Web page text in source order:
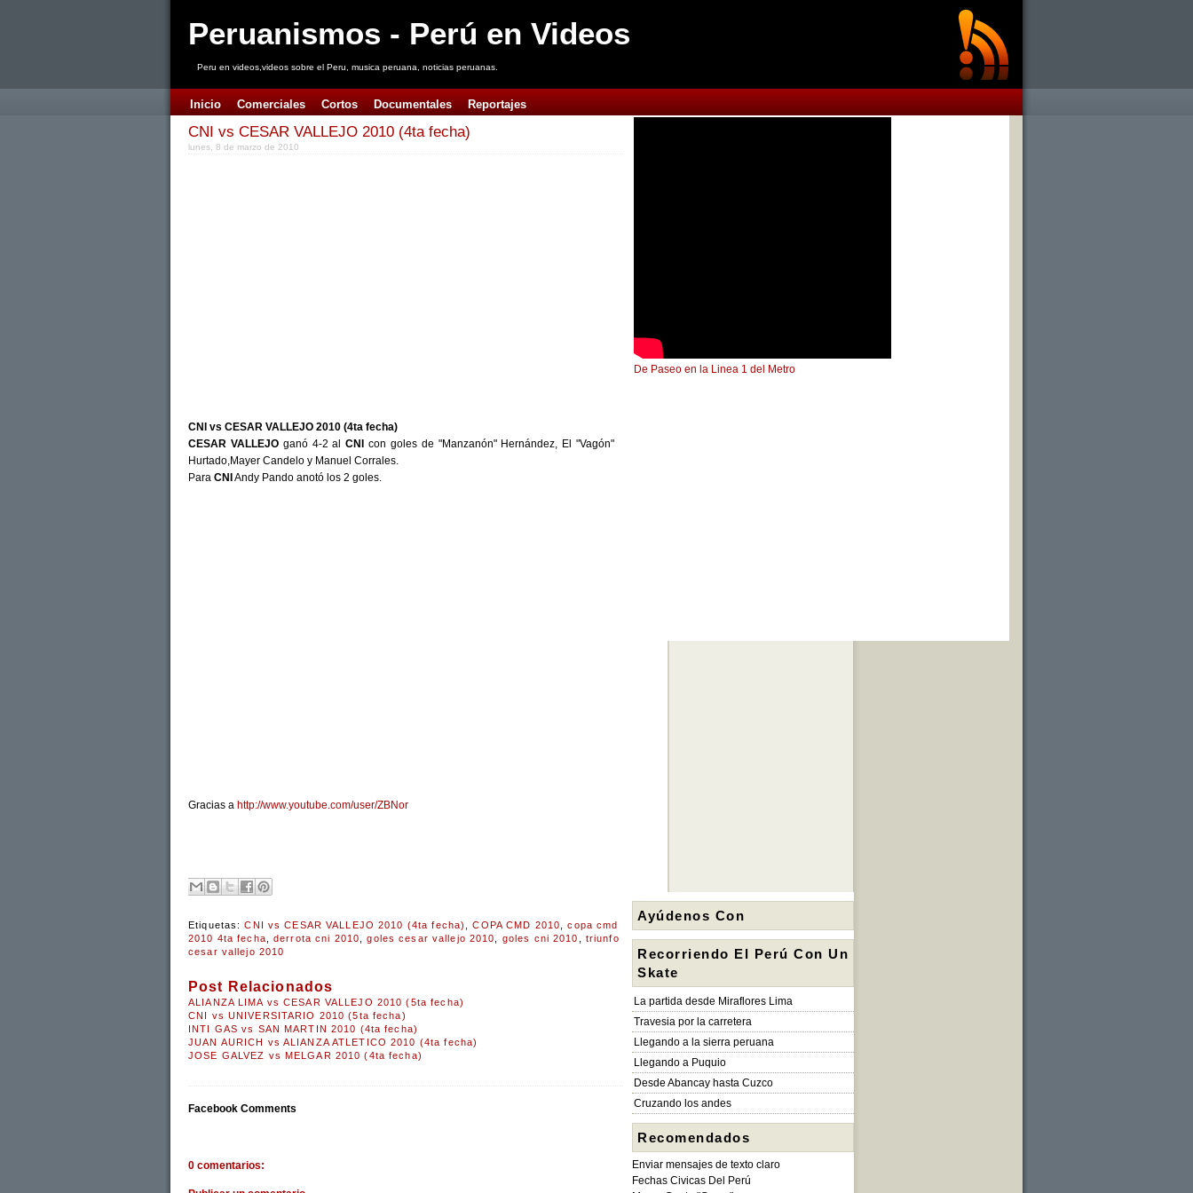
Peruanismos - Perú en Videos
Peru en videos,videos sobre el Peru, musica peruana, noticias peruanas.
Inicio Comerciales Cortos Documentales Reportajes
CNI vs CESAR VALLEJO 2010 (4ta fecha)
lunes, 8 de marzo de 2010
CNI vs CESAR VALLEJO 2010 (4ta fecha)
CESAR VALLEJOganó 4-2 alCNI
con goles de "Manzanón" Hernández, El "Vagón"
Hurtado,Mayer Candelo y Manuel Corrales.
Para CNI Andy Pando anotó los 2 goles.
Gracias a http://www.youtube.com/user/ZBNor
Etiquetas:CNI vs CESAR VALLEJO 2010 (4ta fecha) ,COPA CMD 2010,copa cmd
2010 4ta fecha,derrota cni 2010,goles cesar vallejo 2010, goles cni 2010 , triunfo
cesar vallejo 2010
Post Relacionados
ALIANZA LIMA vs CESAR VALLEJO 2010 (5ta fecha)
CNI vs UNIVERSITARIO 2010 (5ta fecha)
INTI GAS vs SAN MARTIN 2010 (4ta fecha)
JUAN AURICH vs ALIANZA ATLETICO 2010 (4ta fecha)
JOSE GALVEZ vs MELGAR 2010 (4ta fecha)
Facebook Comments
0 comentarios:
De Paseo en la Linea 1 del Metro
Ayúdenos Con
Recorriendo El Perú Con Un
Skate
La partida desde Miraflores Lima
Travesia por la carretera
Llegando a la sierra peruana
Llegando a Puquio
Desde Abancay hasta Cuzco
Cruzando los andes
Recomendados
Enviar mensajes de texto claro
Fechas Civicas Del Perú